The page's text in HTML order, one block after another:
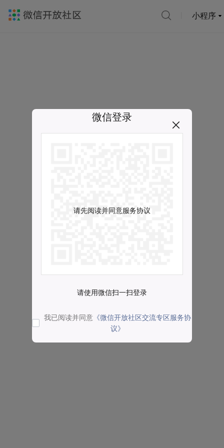
小程序
微信登录
请先阅读并同意服务协议
请使用微信扫一扫登录
我已阅读并同意 《微信开放社区交流专区服务协
议》